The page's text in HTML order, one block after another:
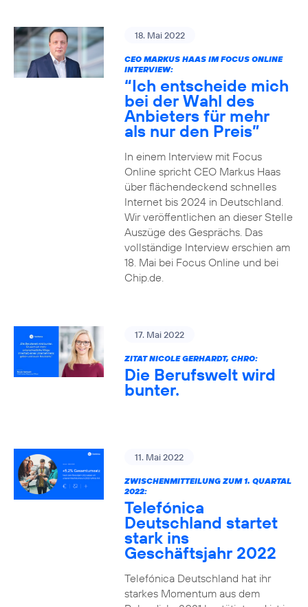
18. Mai 2022
CEO MARKUS HAAS IM FOCUS ONLINE
INTERVIEW:
“Ich entscheide mich
bei der Wahl des
Anbieters für mehr
als nur den Preis”
In einem Interview mit Focus
Online spricht CEO Markus Haas
über flächendeckend schnelles
Internet bis 2024 in Deutschland.
Wir veröffentlichen an dieser Stelle
Auszüge des Gesprächs. Das
vollständige Interview erschien am
18. Mai bei Focus Online und bei
Chip.de.
17. Mai 2022
ZITAT NICOLE GERHARDT, CHRO:
Die Berufswelt wird
bunter.
11. Mai 2022
ZWISCHENMITTEILUNG ZUM 1. QUARTAL
2022:
Telefónica
Deutschland startet
stark ins
Geschäftsjahr 2022
Telefónica Deutschland hat ihr
starkes Momentum aus dem